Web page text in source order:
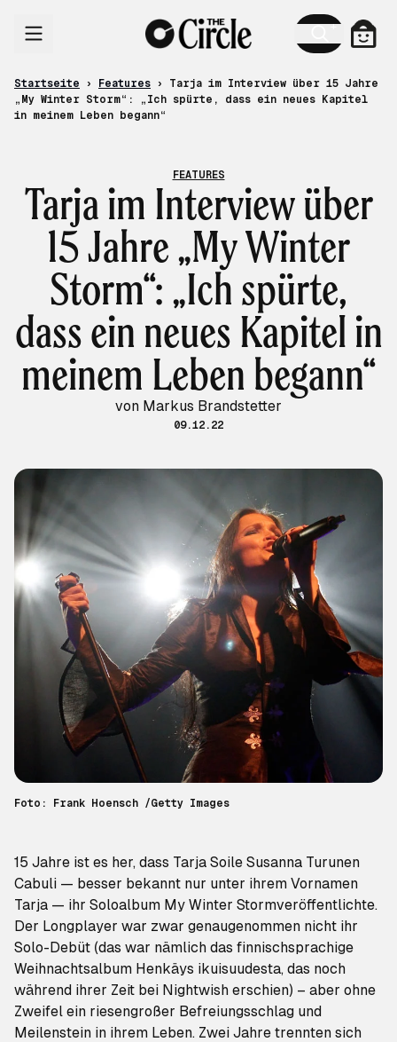
Startseite › Features ›
Tarja im Interview über 15 Jahre
„My Winter Storm“: „Ich spürte, dass ein neues Kapitel
in meinem Leben begann“
FEATURES
Tarja im Interview über
15 Jahre „My Winter
Storm“: „Ich spürte,
dass ein neues Kapitel in
meinem Leben begann“
von Markus Brandstetter
09.12.22
Foto: Frank Hoensch /Getty Images
15 Jahre ist es her, dass Tarja Soile Susanna Turunen
Cabuli — besser bekannt nur unter ihrem Vornamen
Tarja — ihr Soloalbum My Winter Stormveröffentlichte.
Der Longplayer war zwar genaugenommen nicht ihr
Solo-Debüt (das war nämlich das finnischsprachige
Weihnachtsalbum Henkäys ikuisuudesta, das noch
während ihrer Zeit bei Nightwish erschien) – aber ohne
Zweifel ein riesengroßer Befreiungsschlag und
Meilenstein in ihrem Leben. Zwei Jahre trennten sich